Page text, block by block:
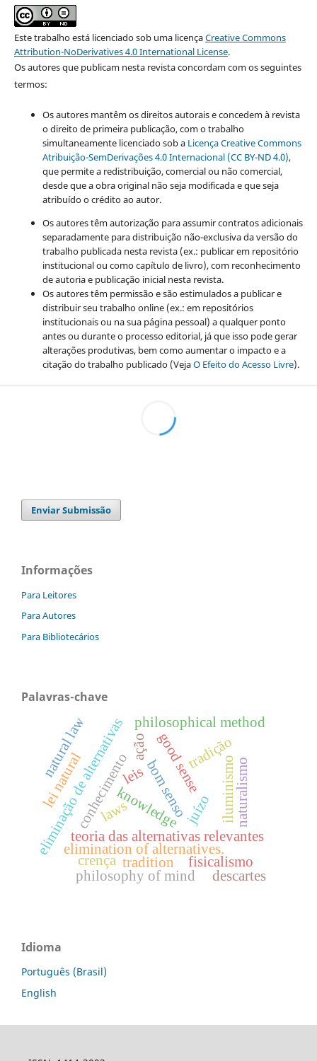
Este trabalho está licenciado sob uma licençaCreative Commons
Attribution-NoDerivatives 4.0 International License.
Os autores que publicam nesta revista concordam com os seguintes
termos:
Os autores mantêm os direitos autorais e concedem à revista
o direito de primeira publicação, com o trabalho
simultaneamente licenciado sob aLicença Creative Commons
Atribuição-SemDerivações 4.0 Internacional (CC BY-ND 4.0),
que permite a redistribuição, comercial ou não comercial,
desde que a obra original não seja modificada e que seja
atribuído o crédito ao autor.
Os autores têm autorização para assumir contratos adicionais
separadamente para distribuição não-exclusiva da versão do
trabalho publicada nesta revista (ex.: publicar em repositório
institucional ou como capítulo de livro), com reconhecimento
de autoria e publicação inicial nesta revista.
Os autores têm permissão e são estimulados a publicar e
distribuir seu trabalho online (ex.: em repositórios
institucionais ou na sua página pessoal) a qualquer ponto
antes ou durante o processo editorial, já que isso pode gerar
alterações produtivas, bem como aumentar o impacto e a
citação do trabalho publicado (VejaO Efeito do Acesso Livre).
Enviar Submissão
Informações
Para Leitores
Para Autores
Para Bibliotecários
Palavras-chave
conhecimento
teoria das alternativas relevantes
eliminação de alternativasknowledge
elimination of alternatives.
bom senso
tradição
leis
lei natural iluminismo
good sense
tradition
laws
natural law philosophical method
philosophy of mind
fisicalismo
naturalismo
ação
crença
descartes
juízo
Idioma
Português (Brasil)
English